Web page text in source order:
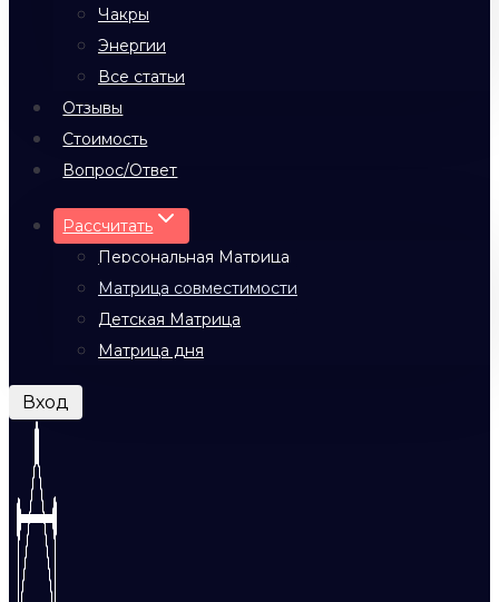
Чакры
Энергии
Все статьи
Отзывы
Стоимость
Вопрос/Ответ
Рассчитать
Персональная Матрица
Матрица совместимости
Детская Матрица
Матрица дня
Вход